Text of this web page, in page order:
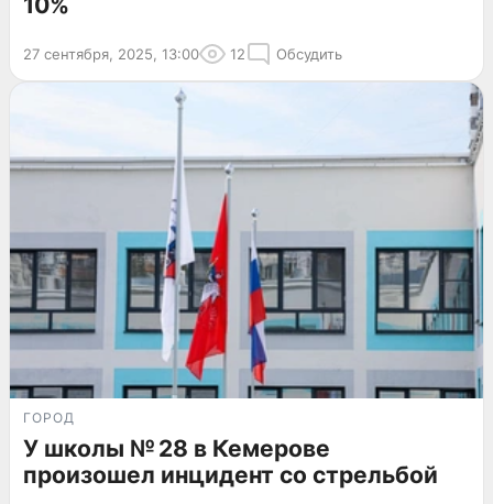
27 сентября, 2025, 13:00 12 Обсудить
ГОРОД
У школы № 28 в Кемерове
произошел инцидент со стрельбой